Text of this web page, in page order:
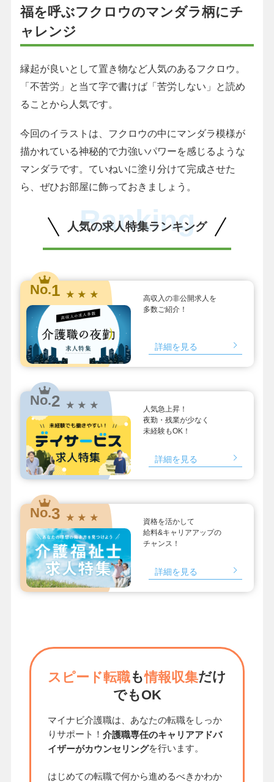
福を呼ぶフクロウのマンダラ柄にチ
ャレンジ
縁起が良いとして置き物など人気のあるフクロウ。
「不苦労」と当て字で書けば「苦労しない」と読め
ることから人気です。
今回のイラストは、フクロウの中にマンダラ模様が
描かれている神秘的で力強いパワーを感じるような
マンダラです。ていねいに塗り分けて完成させた
ら、ぜひお部屋に飾っておきましょう。
人気の求人特集ランキング
Ranking
No.1 ★ ★ ★
高収入の非公開求人を
多数ご紹介！
詳細を見る
No.2 ★ ★ ★
人気急上昇！
夜勤・残業が少なく
未経験もOK！
詳細を見る
No.3 ★ ★ ★
資格を活かして
給料&キャリアアップの
チャンス！
詳細を見る
スピード転職も情報収集だけ
でもOK
マイナビ介護職は、あなたの転職をしっか
りサポート！ 介護職専任のキャリアアドバ
イザーがカウンセリングを行います。
はじめての転職で何から進めるべきかわか